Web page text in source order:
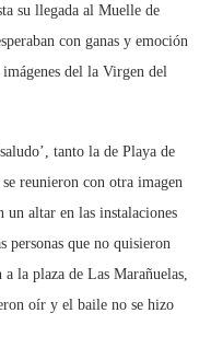
su llegada al Muelle de
con ganas y emoción
del la Virgen del
tanto la de Playa de
reunieron con otra imagen
un altar en las instalaciones
personas que no quisieron
la plaza de Las Marañuelas,
oír y el baile no se hizo